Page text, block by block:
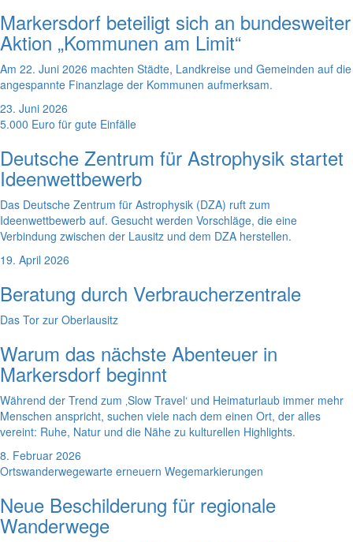
Markersdorf beteiligt sich an bundesweiter
Aktion „Kommunen am Limit“
Am 22. Juni 2026 machten Städte, Landkreise und Gemeinden auf die
angespannte Finanzlage der Kommunen aufmerksam.
23. Juni 2026
5.000 Euro für gute Einfälle
Deutsche Zentrum für Astrophysik startet
Ideenwettbewerb
Das Deutsche Zentrum für Astrophysik (DZA) ruft zum
Ideenwettbewerb auf. Gesucht werden Vorschläge, die eine
Verbindung zwischen der Lausitz und dem DZA herstellen.
19. April 2026
Beratung durch Verbraucherzentrale
Das Tor zur Oberlausitz
Warum das nächste Abenteuer in
Markersdorf beginnt
Während der Trend zum ‚Slow Travel‘ und Heimaturlaub immer mehr
Menschen anspricht, suchen viele nach dem einen Ort, der alles
vereint: Ruhe, Natur und die Nähe zu kulturellen Highlights.
8. Februar 2026
Ortswanderwegewarte erneuern Wegemarkierungen
Neue Beschilderung für regionale
Wanderwege